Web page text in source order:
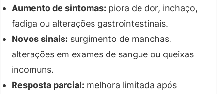
Aumento de sintomas: piora de dor, inchaço,
fadiga ou alterações gastrointestinais.
Novos sinais: surgimento de manchas,
alterações em exames de sangue ou queixas
incomuns.
Resposta parcial: melhora limitada após